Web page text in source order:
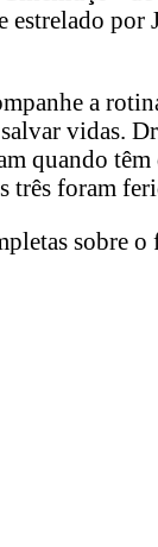
estrelado
a
vidas.
quando
três foram
sobre o